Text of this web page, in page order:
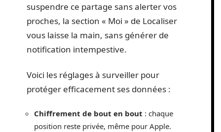
suspendre ce partage sans alerter vos
proches, la section « Moi » de Localiser
vous laisse la main, sans générer de
notification intempestive.
Voici les réglages à surveiller pour
protéger efficacement ses données :
Chiffrement de bout en bout : chaque
position reste privée, même pour Apple.